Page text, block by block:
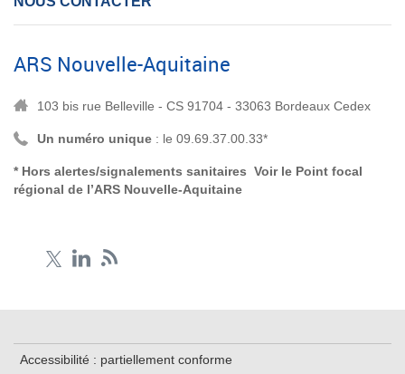
ARS Nouvelle-Aquitaine
103 bis rue Belleville - CS 91704 - 33063 Bordeaux Cedex
Un numéro unique : le 09.69.37.00.33*
* Hors alertes/signalements sanitaires Voir le Point focal
régional de l’ARS Nouvelle-Aquitaine
Accessibilité : partiellement conforme